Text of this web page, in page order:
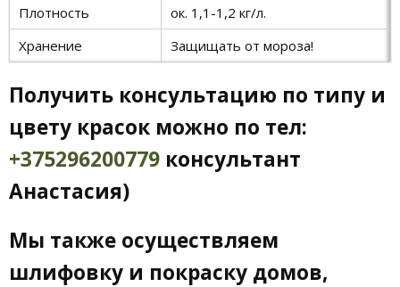
Плотность
ок. 1,1-1,2 кг/л.
Хранение
Защищать от мороза!
Получить консультацию по типу и
цвету красок можно по тел:
+375296200779 консультант
Анастасия)
Мы также осуществляем
шлифовку и покраску домов,